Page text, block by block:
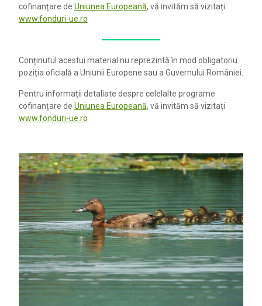
cofinanțare de Uniunea Europeană, vă invităm să vizitați
www.fonduri-ue.ro
Conținutul acestui material nu reprezintă în mod obligatoriu
poziția oficială a Uniunii Europene sau a Guvernului României.
Pentru informații detaliate despre celelalte programe
cofinanțare de Uniunea Europeană, vă invităm să vizitați
www.fonduri-ue.ro